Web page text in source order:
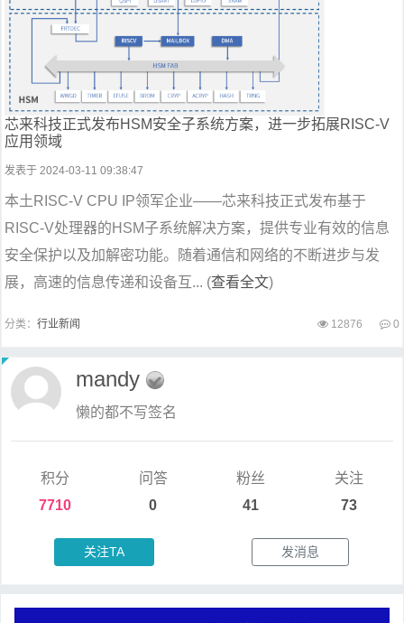
芯来科技正式发布HSM安全子系统方案，进一步拓展RISC-V
应用领域
发表于 2024-03-11 09:38:47
本土RISC-V CPU IP领军企业——芯来科技正式发布基于
RISC-V处理器的HSM子系统解决方案，提供专业有效的信息
安全保护以及加解密功能。随着通信和网络的不断进步与发
展，高速的信息传递和设备互... (查看全文)
分类： 行业新闻 12876 0
mandy
懒的都不写签名
积分
7710
问答
0
粉丝
41
关注
73
关注TA 发消息